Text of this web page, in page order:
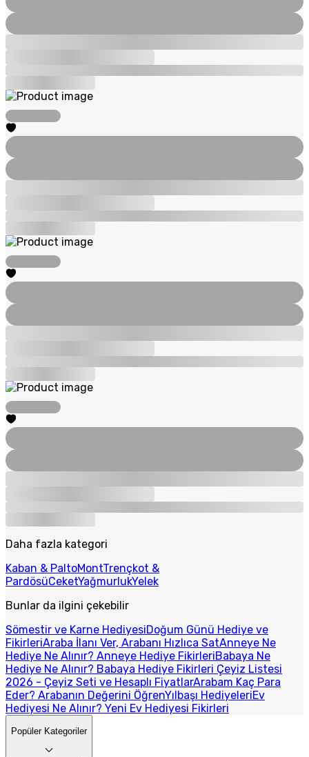
Daha fazla kategori
Kaban & PaltoMontTrençkot &
PardösüCeketYağmurlukYelek
Bunlar da ilgini çekebilir
Sömestir ve Karne HediyesiDoğum Günü Hediye ve
FikirleriAraba İlanı Ver, Arabanı Hızlıca SatAnneye Ne
Hediye Ne Alınır? Anneye Hediye FikirleriBabaya Ne
Hediye Ne Alınır? Babaya Hediye Fikirleri Çeyiz Listesi
2026 - Çeyiz Seti ve Hesaplı FiyatlarArabam Kaç Para
Eder? Arabanın Değerini ÖğrenYılbaşı HediyeleriEv
Hediyesi Ne Alınır? Yeni Ev Hediyesi Fikirleri
Popüler Kategoriler